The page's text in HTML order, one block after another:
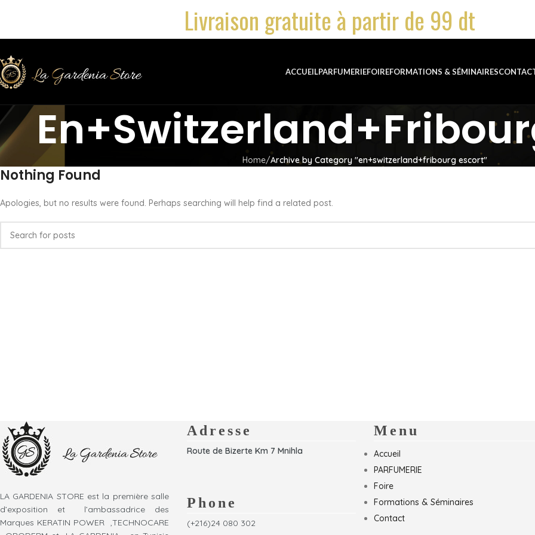
Livraison gratuite à partir de 99 dt
ACCUEILPARFUMERIEFOIREFORMATIONS & SÉMINAIRES
Home Archive by Category "en+switzerland+fribourg escort"
Nothing Found
Apologies, but no results were found. Perhaps searching will help find a related post.
LA GARDENIA STORE est la première salle
d’exposition et l’ambassadrice des
Marques KERATIN POWER ,TECHNOCARE
Adresse
Route de Bizerte Km 7 Mnihla
Phone
(+216)24 080 302
Menu
Accueil
PARFUMERIE
Foire
Formations & Séminaires
Contact